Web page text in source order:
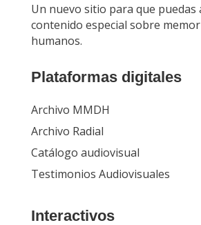
Un nuevo sitio para que puedas
contenido especial sobre
humanos.
Plataformas digitales
Archivo MMDH
Archivo Radial
Catálogo audiovisual
Testimonios Audiovisuales
Interactivos